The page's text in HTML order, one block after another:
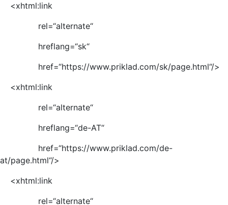
<xhtml:link
rel=“alternate“
hreflang=“sk“
href=“https://www.priklad.com/sk/page.html“/>
<xhtml:link
rel=“alternate“
hreflang=“de-AT“
href=“https://www.priklad.com/de-
at/page.html“/>
<xhtml:link
rel=“alternate“